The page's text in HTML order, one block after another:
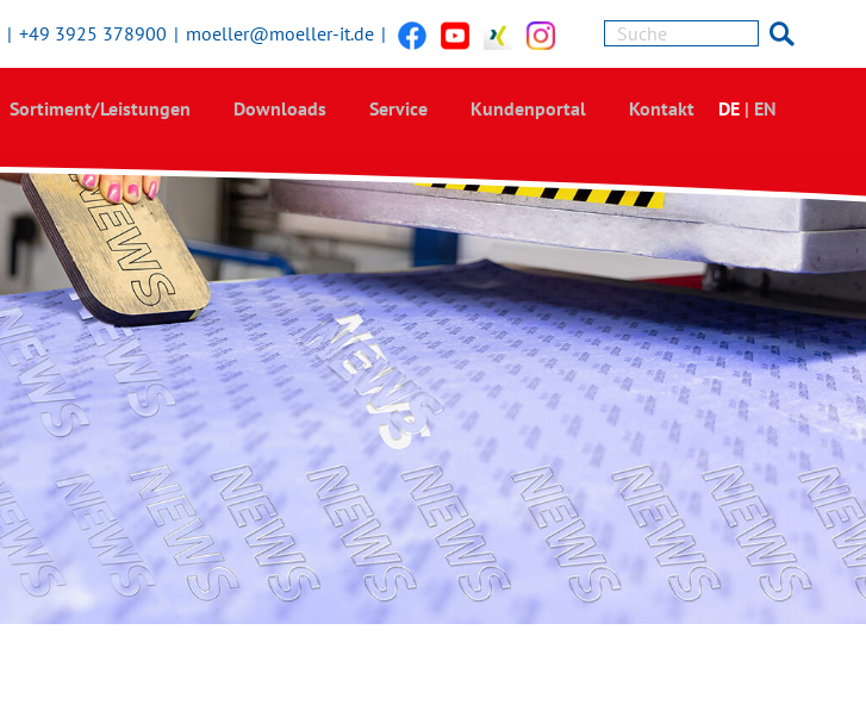
| +49 3925 378900 | moeller@moeller-it.de |
Sortiment/Leistungen Downloads Service Kundenportal Kontakt DE | EN